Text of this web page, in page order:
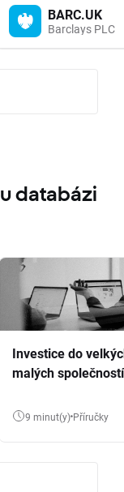
BARC.UK
Barclays PLC
databázi
Investice do
malých společností
9 minut(y) Příručky